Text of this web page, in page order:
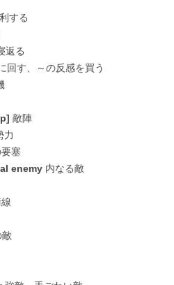
する
返る
回す、～の反感を買う
敵陣
力
塞
enemy 内なる敵
敵